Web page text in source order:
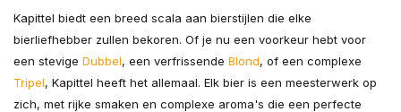
Kapittel biedt een breed scala aan bierstijlen die elke
bierliefhebber zullen bekoren. Of je nu een voorkeur hebt voor
een stevige Dubbel, een verfrissende Blond, of een complexe
Tripel, Kapittel heeft het allemaal. Elk bier is een meesterwerk op
zich, met rijke smaken en complexe aroma's die een perfecte